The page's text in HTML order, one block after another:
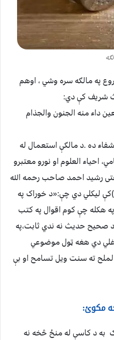
په مالګه سره وشي ، اوهم
شریف کې دي:
داء منه الجنون والجذام
ده .د مالګې استعمال له
احیاء العلوم او نورو معتبرو
رشید احمد صاحب رحمه الله
په احسن الفتاوی( ج ۷صفحه ۶۵)کې لیکلي دي چې:«د خوراک په
په هکله چې کوم اقوال په کتب
صحیح حدیث نه ندي ثابت،په
دي هغه ټول موضوعي
بالملح ته سنت ویل تسامح او بې
به د کاسې له منځ څخه نه